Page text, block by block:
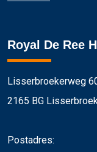
Royal De Ree
Lisserbroekerweg
2165 BG
Postadres: